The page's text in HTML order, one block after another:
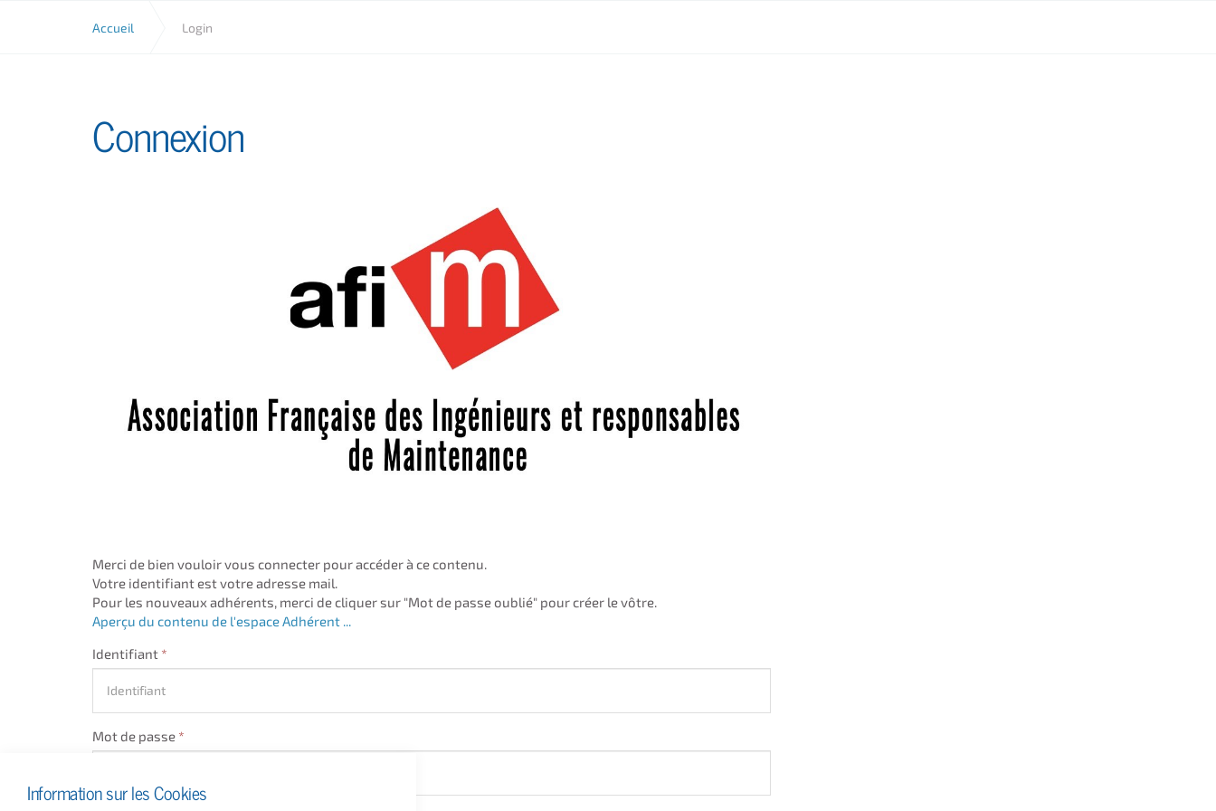
Accueil Login
Connexion
Merci de bien vouloir vous connecter pour accéder à ce contenu.
Votre identifiant est votre adresse mail.
Pour les nouveaux adhérents, merci de cliquer sur "Mot de passe oublié" pour créer le vôtre.
Aperçu du contenu de l'espace Adhérent ...
Identifiant *
Mot de passe *
Information sur les Cookies